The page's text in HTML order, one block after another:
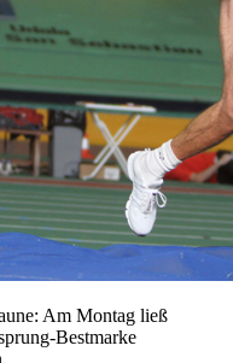
Am Montag ließ
Bestmarke